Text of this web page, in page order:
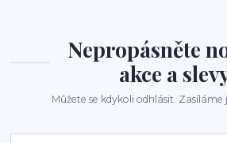
Nepropásněte
akce a
Můžete se kdykoli odhlásit. Zasíláme